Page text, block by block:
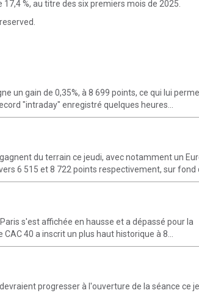
%, au titre des six premiers mois de 2025.
un gain de 0,35%, à 8 699 points, ce qui lui
"intraday" enregistré quelques heures...
du terrain ce jeudi, avec notamment un
6 515 et 8 722 points respectivement, sur fond
s'est affichée en hausse et a dépassé pour la
40 a inscrit un plus haut historique à 8...
progresser à l'ouverture de la séance ce